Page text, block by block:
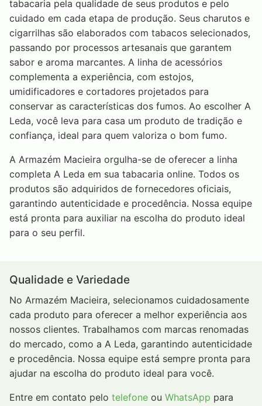
tabacaria pela qualidade de seus produtos e pelo
cuidado em cada etapa de produção. Seus charutos e
cigarrilhas são elaborados com tabacos selecionados,
passando por processos artesanais que garantem
sabor e aroma marcantes. A linha de acessórios
complementa a experiência, com estojos,
umidificadores e cortadores projetados para
conservar as características dos fumos. Ao escolher A
Leda, você leva para casa um produto de tradição e
confiança, ideal para quem valoriza o bom fumo.
A Armazém Macieira orgulha-se de oferecer a linha
completa A Leda em sua tabacaria online. Todos os
produtos são adquiridos de fornecedores oficiais,
garantindo autenticidade e procedência. Nossa equipe
está pronta para auxiliar na escolha do produto ideal
para o seu perfil.
Qualidade e Variedade
No Armazém Macieira, selecionamos cuidadosamente
cada produto para oferecer a melhor experiência aos
nossos clientes. Trabalhamos com marcas renomadas
do mercado, como a A Leda, garantindo autenticidade
e procedência. Nossa equipe está sempre pronta para
ajudar na escolha do produto ideal para você.
Entre em contato pelo telefone ou WhatsApp para